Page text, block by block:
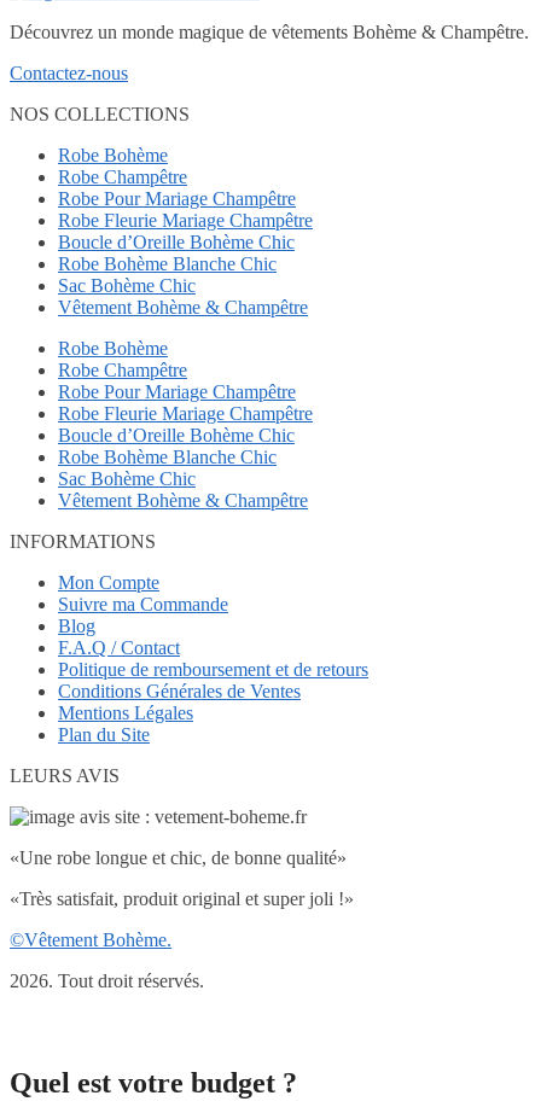
Découvrez un monde magique de vêtements Bohème & Champêtre.
Contactez-nous
NOS COLLECTIONS
Robe Bohème
Robe Champêtre
Robe Pour Mariage Champêtre
Robe Fleurie Mariage Champêtre
Boucle d’Oreille Bohème Chic
Robe Bohème Blanche Chic
Sac Bohème Chic
Vêtement Bohème & Champêtre
Robe Bohème
Robe Champêtre
Robe Pour Mariage Champêtre
Robe Fleurie Mariage Champêtre
Boucle d’Oreille Bohème Chic
Robe Bohème Blanche Chic
Sac Bohème Chic
Vêtement Bohème & Champêtre
INFORMATIONS
Mon Compte
Suivre ma Commande
Blog
F.A.Q / Contact
Politique de remboursement et de retours
Conditions Générales de Ventes
Mentions Légales
Plan du Site
LEURS AVIS
«Une robe longue et chic, de bonne qualité»
«Très satisfait, produit original et super joli !»
©Vêtement Bohème.
2026. Tout droit réservés.
Quel est votre budget ?